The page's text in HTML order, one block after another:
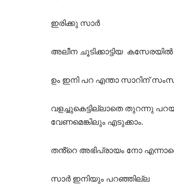
ഇരിക്കു സാർ
അലീന ചൂടിക്കാട്ടിയ
ഉം ഇനി പറ എന്താ സാറിന്
വളച്ചുകെട്ടില്ലാതെ തുറന്നു
വേണമെങ്കിലും എടുക്കാം.
തൻ്റെ അഭിപ്രായം നോ
സാർ ഇനിയും പറഞ്ഞില്ല